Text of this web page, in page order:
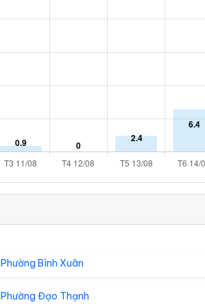
Phường Bình Xuân
Phường Đạo Thạnh